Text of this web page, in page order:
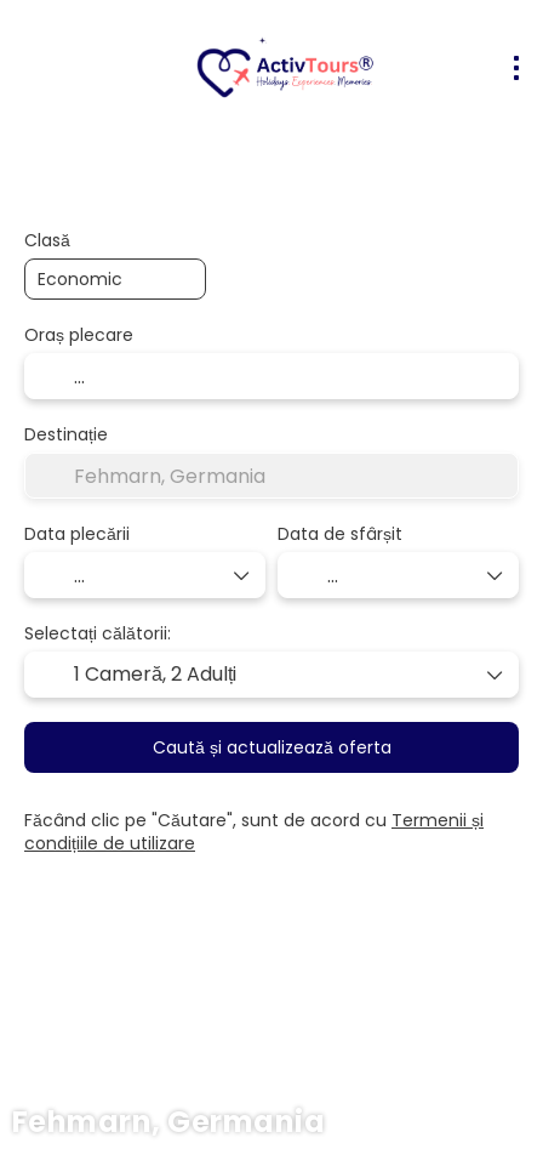
Fehmarn, Germania
Clasă
Oraș plecare
Destinație
Data plecării Data de sfârșit
Selectați călătorii:
1 Cameră,2 Adulți
Caută și actualizează oferta
Făcând clic pe "Căutare", sunt de acord cu Termenii și
condițiile de utilizare